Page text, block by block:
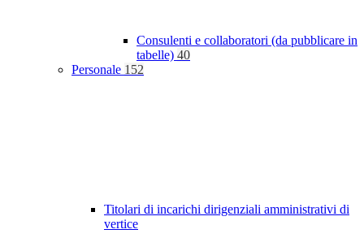
Consulenti e collaboratori (da pubblicare in
tabelle) 40
Personale 152
Titolari di incarichi dirigenziali amministrativi di
vertice